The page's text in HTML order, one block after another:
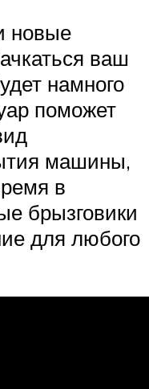
новые
ваш
намного
поможет
машины,
в
брызговики
для любого